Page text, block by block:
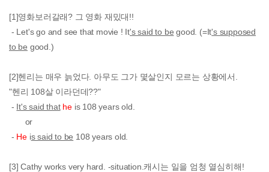
[1]영화보러갈래? 그 영화 재밌대!!
- Let's go and see that movie ! It's said to be good. (=It's supposed
to be good.)
[2]헨리는 매우 늙었다. 아무도 그가 몇살인지 모르는 상황에서.
"헨리 108살 이라던데??"
- It's said that he is 108 years old.
or
- He is said to be 108 years old.
[3] Cathy works very hard. -situation.캐시는 일을 엄청 열심히해!